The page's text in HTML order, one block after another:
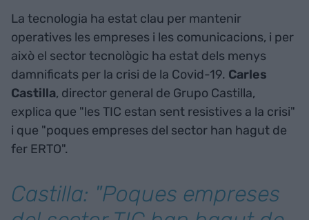
La tecnologia ha estat clau per mantenir
operatives les empreses i les comunicacions, i per
això el sector tecnològic ha estat dels menys
damnificats per la crisi de la Covid-19. Carles
Castilla, director general de Grupo Castilla,
explica que "les TIC estan sent resistives a la crisi"
i que "poques empreses del sector han hagut de
fer ERTO".
Castilla: "Poques empreses